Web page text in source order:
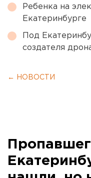
Ребенка на
Екатеринбурге
Под
создателя
← НОВОСТИ